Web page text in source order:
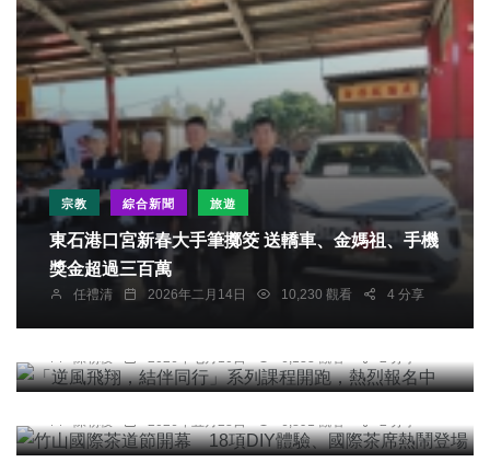
宗教 綜合新聞 旅遊
東石港口宮新春大手筆擲筊 送轎車、金媽祖、手機
獎金超過三百萬
任禮清 2026年二月14日 10,230 觀看 4 分享
社會
「逆風飛翔，結伴同行」系列課程開跑，熱烈報名
中
陳朝枝 2026年七月10日 6,133 觀看 2 分享
頭條 農業 旅遊
竹山國際茶道節開幕 18項DIY體驗、國際茶席熱
鬧登場
陳朝枝 2026年五月28日 6,891 觀看 2 分享